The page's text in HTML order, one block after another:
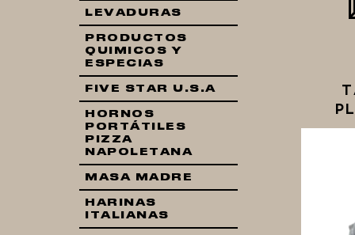
LEVADURAS
PRODUCTOS
QUIMICOS Y
ESPECIAS
FIVE STAR U.S.A
HORNOS
PORTÁTILES
PIZZA
NAPOLETANA
MASA MADRE
HARINAS
ITALIANAS